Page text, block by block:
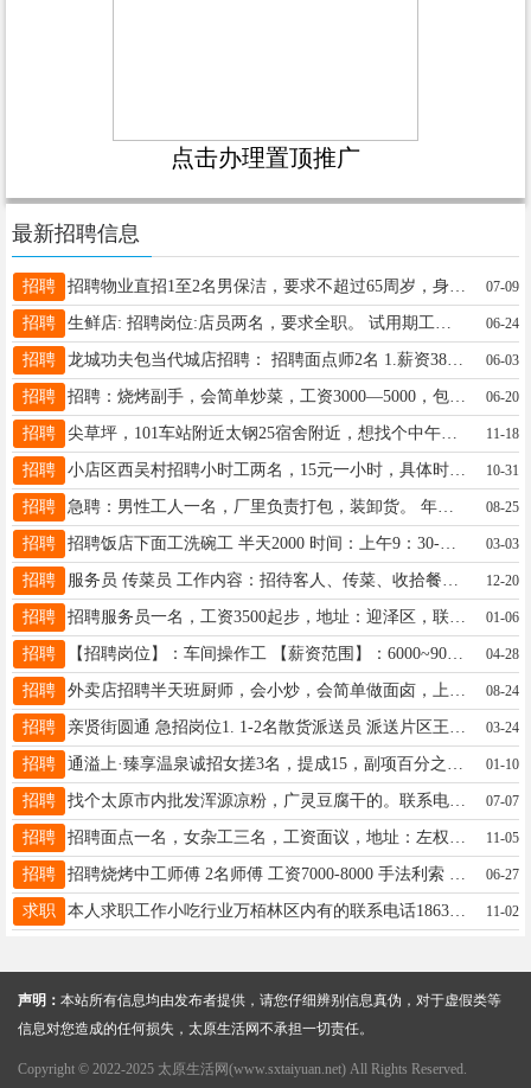
点击办理置顶推广
最新招聘信息
招聘 招聘物业直招1至2名男保洁，要求不超过65周岁，身体健康，吃苦耐劳，服从管理，公司配有宿舍，食堂中午管饭，附近能跑家的更好，工资按时发，电话，13453024652地址，长风东街高速路口北东景苑小区物业。 07-09
招聘 06-24
招聘 龙城功夫包当代城店招聘： 招聘面点师2名 1.薪资3800-4500（具体面聊） 2.包吃包住，住宿条件非常优越距离上班的地方不足20米 高层13层 要求：性格好 爱干净 招聘收银1名 1.底薪4000-4500（具体面聊） 2.包吃包住，住宿条件非常优越距离上班的地方不足20米 高层13层 有餐饮行业工作经验者优先。 3.要求有服务意识 对客人有礼貌有耐心 做好自己的本职工作。 电话：15110617888 06-03
招聘 招聘：烧烤副手，会简单炒菜，工资3000—5000，包吃住，工作时间下午3点-凌晨1点。 地址：闵南小食光（中海天钻店） 电话：13073520777 06-20
招聘 尖草坪，101车站附近太钢25宿舍附近，想找个中午可以做饭的保姆，18235169853 月工资2000元 11-18
招聘 小店区西吴村招聘小时工两名，15元一小时，具体时间电话沟通 10-31
招聘 急聘：男性工人一名，厂里负责打包，装卸货。 年龄25-55岁。我们是批发镀锌板铝板不锈钢的厂家。 上班地址，榆次农谷大道，工资5000起 联系电话13734011458. 08-25
招聘 招聘饭店下面工洗碗工 半天2000 时间：上午9：30-下午2：30 要求：手脚麻利，会简单切剁， 地点：尖草坪万科小镇二期商铺 电话：15581840885/15536620885（微信同号） 03-03
招聘 12-20
招聘 01-06
招聘 【招聘岗位】：车间操作工 【薪资范围】：6000~9000元/月，熟练手一月可达1万以上 【福利待遇】：住宿：免费4人间宿舍，每人都是下铺，提供饭补，每月20号打入饭卡，食堂每天一日三餐均可提供，缴纳五险一金，中夜班补助，每年享有免费体检，还有节日福利等多项福利，保障完善。 【岗位要求】：身体健康，能适应车间工作强度，服从车间管理和工作安排。 【工作内容】：操作简单设备，工作内容简单易上手，无需任何相关工作经验，新手可快速适应。 【参观及面试】 公司每周一、周三组织新员工上午进厂参观，下午面 04-28
招聘 08-24
招聘 03-24
招聘 01-10
招聘 找个太原市内批发浑源凉粉，广灵豆腐干的。联系电话18835218208 07-07
招聘 11-05
招聘 06-27
求职 本人求职工作小吃行业万栢林区内有的联系电话18636173853 11-02
声明： 本站所有信息均由发布者提供，请您仔细辨别信息真伪，对于虚假类等
信息对您造成的任何损失，太原生活网不承担一切责任。
Copyright © 2022-2025 太原生活网(www.sxtaiyuan.net) All Rights Reserved.